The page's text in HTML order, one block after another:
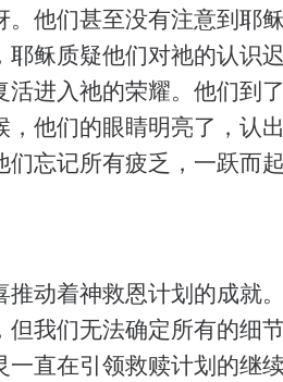
他们甚至没有注意到耶
稣质疑他们对祂的认识
进入祂的荣耀。他们到
他们的眼睛明亮了，认
忘记所有疲乏，一跃而
动着神救恩计划的成就
我们无法确定所有的细
直在引领救赎计划的继续